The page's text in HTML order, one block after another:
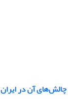
آن در ایران